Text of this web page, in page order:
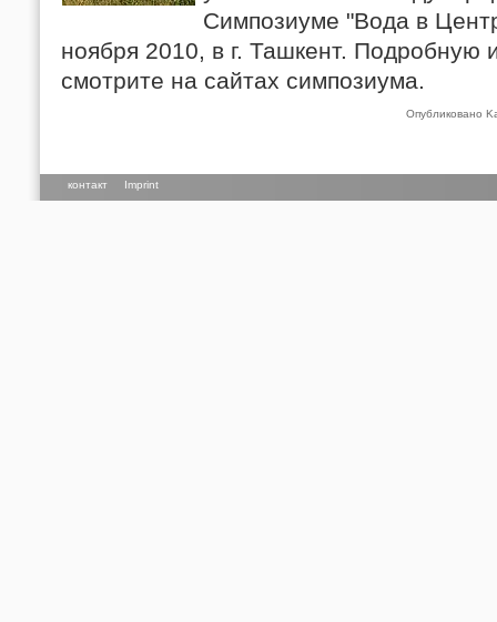
Симпозиуме "Вода в
ноября 2010, в г. Ташкент.
смотрите на сайтах симпозиума.
Опубликовано
контакт Imprint